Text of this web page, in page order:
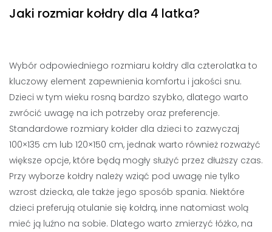
Jaki rozmiar kołdry dla 4 latka?
Wybór odpowiedniego rozmiaru kołdry dla czterolatka to
kluczowy element zapewnienia komfortu i jakości snu.
Dzieci w tym wieku rosną bardzo szybko, dlatego warto
zwrócić uwagę na ich potrzeby oraz preferencje.
Standardowe rozmiary kołder dla dzieci to zazwyczaj
100×135 cm lub 120×150 cm, jednak warto również rozważyć
większe opcje, które będą mogły służyć przez dłuższy czas.
Przy wyborze kołdry należy wziąć pod uwagę nie tylko
wzrost dziecka, ale także jego sposób spania. Niektóre
dzieci preferują otulanie się kołdrą, inne natomiast wolą
mieć ją luźno na sobie. Dlatego warto zmierzyć łóżko, na